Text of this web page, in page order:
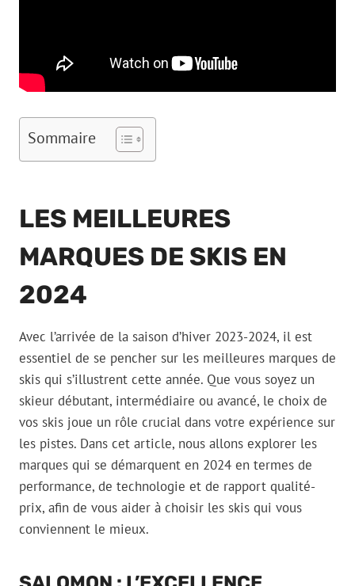
Sommaire
LES MEILLEURES
MARQUES DE SKIS EN
2024
Avec l’arrivée de la saison d’hiver 2023-2024, il est
essentiel de se pencher sur les meilleures marques de
skis qui s’illustrent cette année. Que vous soyez un
skieur débutant, intermédiaire ou avancé, le choix de
vos skis joue un rôle crucial dans votre expérience sur
les pistes. Dans cet article, nous allons explorer les
marques qui se démarquent en 2024 en termes de
performance, de technologie et de rapport qualité-
prix, afin de vous aider à choisir les skis qui vous
conviennent le mieux.